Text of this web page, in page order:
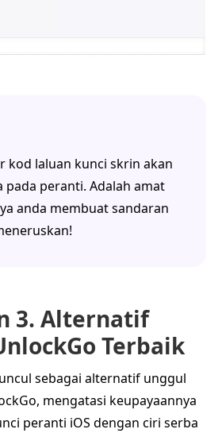
kod laluan kunci skrin akan
pada peranti. Adalah amat
anda membuat sandaran
3. Alternatif
Terbaik
sebagai alternatif unggul
mengatasi keupayaannya
peranti iOS dengan ciri serba